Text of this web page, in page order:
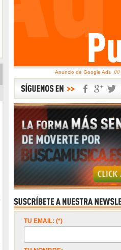
Anuncio de Google Ads ////
TU EMAIL: (*)